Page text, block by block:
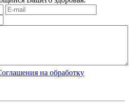
на обработку